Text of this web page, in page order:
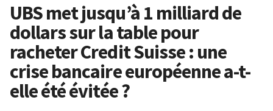
UBS met jusqu’à 1 milliard de
dollars sur la table pour
racheter Credit Suisse : une
crise bancaire européenne a-t-
elle été évitée ?